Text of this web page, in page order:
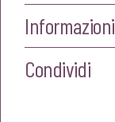
Informazioni
Condividi